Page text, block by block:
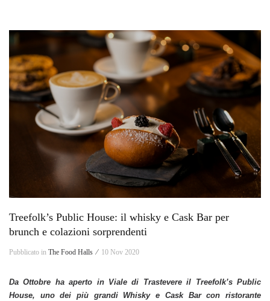
Treefolk’s Public House: il whisky e Cask Bar per
brunch e colazioni sorprendenti
Pubblicato in The Food Halls ⁄ 10 Nov 2020
Da Ottobre ha aperto in Viale di Trastevere il Treefolk’s Public
House, uno dei più grandi Whisky e Cask Bar con ristorante